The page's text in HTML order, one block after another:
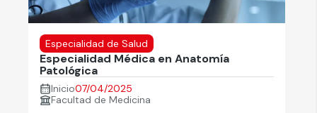
Especialidad de Salud
Especialidad Médica en Anatomía
Patológica
Inicio07/04/2025
Facultad de Medicina